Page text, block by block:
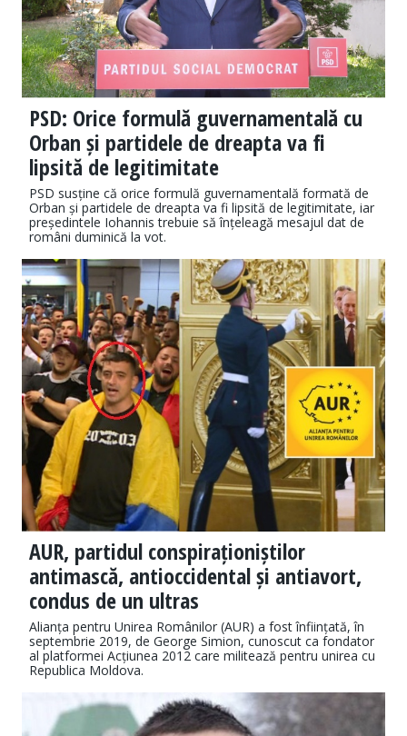
PSD: Orice formulă guvernamentală cu
Orban și partidele de dreapta va fi
lipsită de legitimitate
PSD susține că orice formulă guvernamentală formată de
Orban și partidele de dreapta va fi lipsită de legitimitate, iar
președintele Iohannis trebuie să înțeleagă mesajul dat de
români duminică la vot.
AUR, partidul conspiraționiștilor
antimască, antioccidental și antiavort,
condus de un ultras
Alianța pentru Unirea Românilor (AUR) a fost înființată, în
septembrie 2019, de George Simion, cunoscut ca fondator
al platformei Acțiunea 2012 care militează pentru unirea cu
Republica Moldova.